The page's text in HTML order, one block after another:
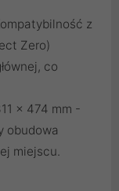
z
Zero)
co
x 474 mm -
obudowa
miejscu.